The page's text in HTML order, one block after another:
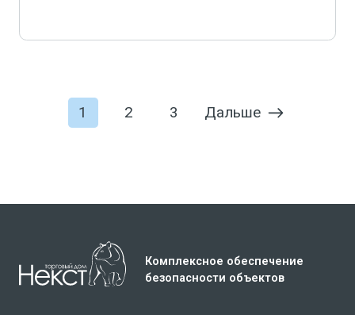
1 2 3 Дальше
Комплексное обеспечение
безопасности объектов